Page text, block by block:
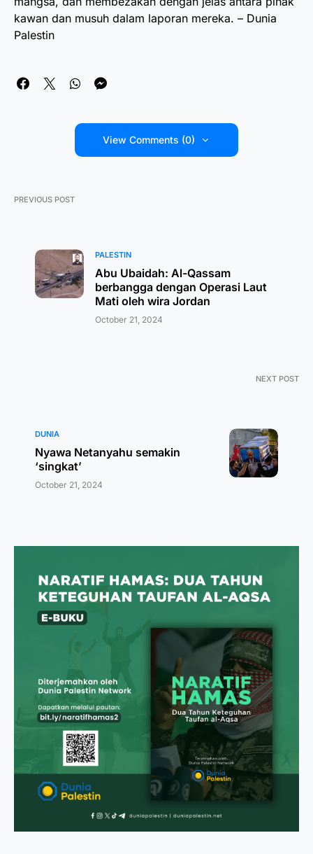
kawan dan musuh dalam laporan mereka. – Dunia
Palestin
View Comments (0)
PREVIOUS POST
PALESTIN
Abu Ubaidah: Al-Qassam
berbangga dengan Operasi Laut
Mati oleh wira Jordan
October 21, 2024
NEXT POST
DUNIA
Nyawa Netanyahu semakin
‘singkat’
October 21, 2024